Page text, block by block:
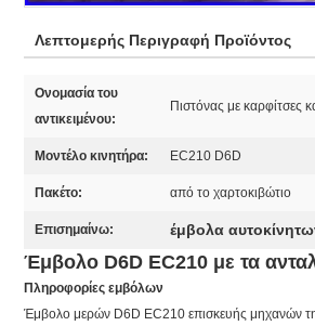
Λεπτομερής Περιγραφή Προϊόντος
Ονομασία του
αντικειμένου:
Πιστόνας με καρφίτσες
Μοντέλο κινητήρα: EC210 D6D
Πακέτο: από το χαρτοκιβώτιο
Επισημαίνω: έμβολα
Έμβολο D6D EC210 με τα
Πληροφορίες εμβόλων
Έμβολο μερών D6D EC210 επισκευής μηχανών